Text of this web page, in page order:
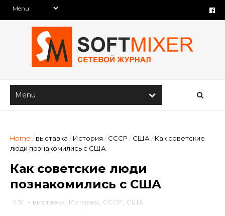
Home / выставка / История / СССР / США / Как советские
люди познакомились с США
Как советские люди
познакомились с США
11:51 - выставка История СССР США